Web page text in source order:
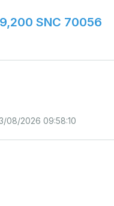
SNC 70056
08/2026 09:58:10